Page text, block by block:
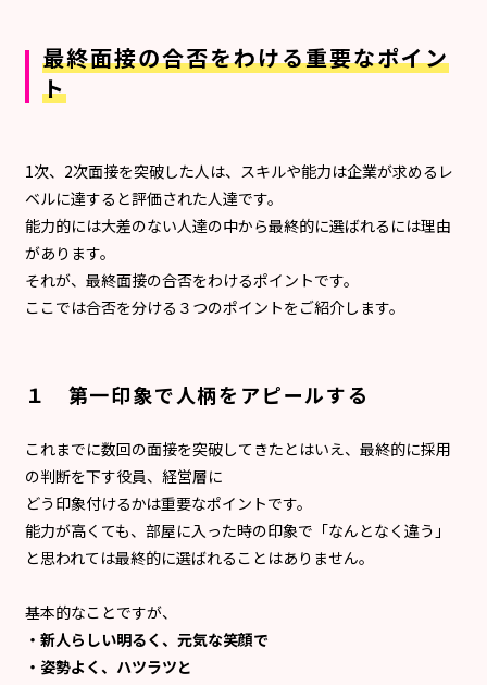
最終面接の合否をわける重要なポイン
ト
1次、2次面接を突破した人は、スキルや能力は企業が求めるレ
ベルに達すると評価された人達です。
能力的には大差のない人達の中から最終的に選ばれるには理由
があります。
それが、最終面接の合否をわけるポイントです。
ここでは合否を分ける３つのポイントをご紹介します。
１ 第一印象で人柄をアピールする
これまでに数回の面接を突破してきたとはいえ、最終的に採用
の判断を下す役員、経営層に
どう印象付けるかは重要なポイントです。
能力が高くても、部屋に入った時の印象で「なんとなく違う」
と思われては最終的に選ばれることはありません。
基本的なことですが、
・新人らしい明るく、元気な笑顔で
・姿勢よく、ハツラツと